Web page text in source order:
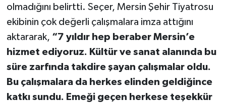
olmadığını belirtti. Seçer, Mersin Şehir Tiyatrosu
ekibinin çok değerli çalışmalara imza attığını
aktararak, “7 yıldır hep beraber Mersin’e
hizmet ediyoruz. Kültür ve sanat alanında bu
süre zarfında takdire şayan çalışmalar oldu.
Bu çalışmalara da herkes elinden geldiğince
katkı sundu. Emeği geçen herkese teşekkür